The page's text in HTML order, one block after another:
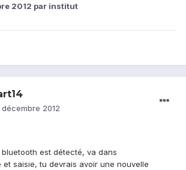
2012 par institut
décembre 2012
est détecté, va dans
et saisie, tu devrais avoir une nouvelle